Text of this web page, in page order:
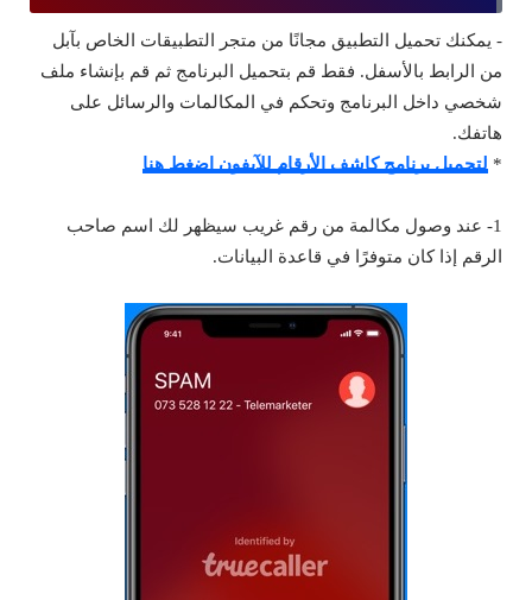
- يمكنك تحميل التطبيق مجانًا من متجر التطبيقات الخاص بآبل
من الرابط بالأسفل. فقط قم بتحميل البرنامج ثم قم بإنشاء ملف
شخصي داخل البرنامج وتحكم في المكالمات والرسائل على
هاتفك.
* لتحميل برنامج كاشف الأرقام للآيفون اضغط هنا
1- عند وصول مكالمة من رقم غريب سيظهر لك اسم صاحب
الرقم إذا كان متوفرًا في قاعدة البيانات.